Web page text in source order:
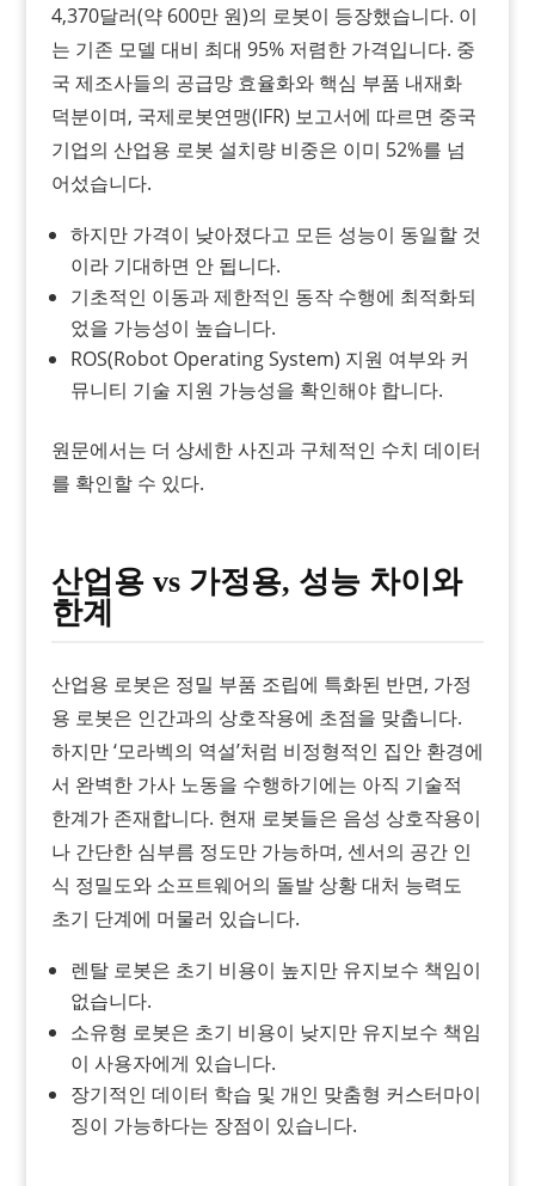
4,370달러(약 600만 원)의 로봇이 등장했습니다. 이
는 기존 모델 대비 최대 95% 저렴한 가격입니다. 중
국 제조사들의 공급망 효율화와 핵심 부품 내재화
덕분이며, 국제로봇연맹(IFR) 보고서에 따르면 중국
기업의 산업용 로봇 설치량 비중은 이미 52%를 넘
어섰습니다.
하지만 가격이 낮아졌다고 모든 성능이 동일할 것
이라 기대하면 안 됩니다.
기초적인 이동과 제한적인 동작 수행에 최적화되
었을 가능성이 높습니다.
ROS(Robot Operating System) 지원 여부와 커
뮤니티 기술 지원 가능성을 확인해야 합니다.
원문에서는 더 상세한 사진과 구체적인 수치 데이터
를 확인할 수 있다.
산업용 vs 가정용, 성능 차이와
한계
산업용 로봇은 정밀 부품 조립에 특화된 반면, 가정
용 로봇은 인간과의 상호작용에 초점을 맞춥니다.
하지만 ‘모라벡의 역설’처럼 비정형적인 집안 환경에
서 완벽한 가사 노동을 수행하기에는 아직 기술적
한계가 존재합니다. 현재 로봇들은 음성 상호작용이
나 간단한 심부름 정도만 가능하며, 센서의 공간 인
식 정밀도와 소프트웨어의 돌발 상황 대처 능력도
초기 단계에 머물러 있습니다.
렌탈 로봇은 초기 비용이 높지만 유지보수 책임이
없습니다.
소유형 로봇은 초기 비용이 낮지만 유지보수 책임
이 사용자에게 있습니다.
장기적인 데이터 학습 및 개인 맞춤형 커스터마이
징이 가능하다는 장점이 있습니다.